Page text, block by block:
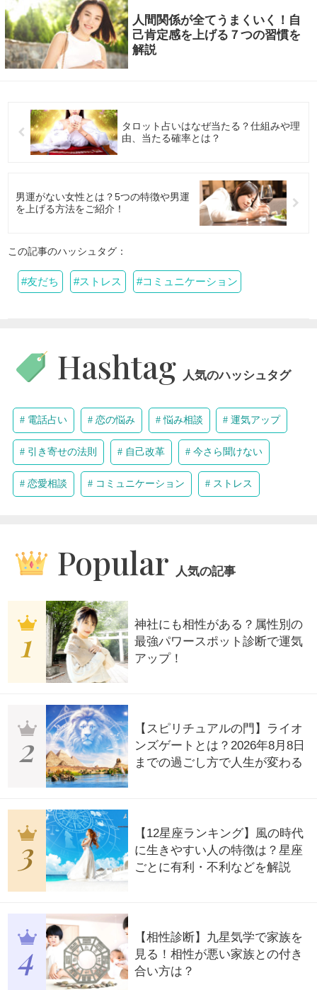
人間関係が全てうまくいく！自
己肯定感を上げる７つの習慣を
解説
タロット占いはなぜ当たる？仕組みや理
由、当たる確率とは？
男運がない女性とは？5つの特徴や男運
を上げる方法をご紹介！
この記事のハッシュタグ：
友だち ストレス コミュニケーション
Hashtag 人気のハッシュタグ
電話占い 恋の悩み 悩み相談 運気アップ
引き寄せの法則 自己改革 今さら聞けない
恋愛相談 コミュニケーション ストレス
Popular 人気の記事
神社にも相性がある？属性別の
最強パワースポット診断で運気
アップ！
【スピリチュアルの門】ライオ
ンズゲートとは？2026年8月8日
までの過ごし方で人生が変わる
【12星座ランキング】風の時代
に生きやすい人の特徴は？星座
ごとに有利・不利などを解説
【相性診断】九星気学で家族を
見る！相性が悪い家族との付き
合い方は？